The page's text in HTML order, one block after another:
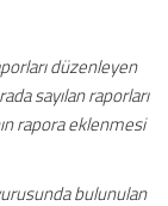
düzenleyen
sayılan raporları
rapora eklenmesi
bulunulan